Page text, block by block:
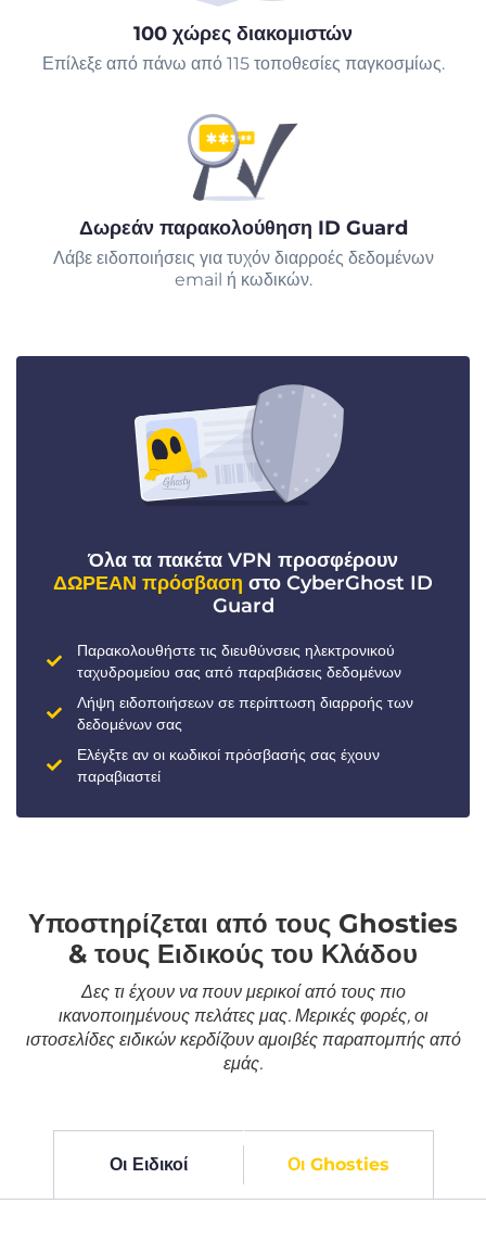
100 χώρες διακομιστών
Επίλεξε από πάνω από 115 τοποθεσίες παγκοσμίως.
Δωρεάν παρακολούθηση ID Guard
Λάβε ειδοποιήσεις για τυχόν διαρροές δεδομένων
email ή κωδικών.
Όλα τα πακέτα VPN προσφέρουν
ΔΩΡΕΑΝ πρόσβαση στο CyberGhost ID
Guard
Παρακολουθήστε τις διευθύνσεις ηλεκτρονικού
ταχυδρομείου σας από παραβιάσεις δεδομένων
Λήψη ειδοποιήσεων σε περίπτωση διαρροής των
δεδομένων σας
Ελέγξτε αν οι κωδικοί πρόσβασής σας έχουν
παραβιαστεί
Υποστηρίζεται από τους Ghosties
& τους Ειδικούς του Κλάδου
Δες τι έχουν να πουν μερικοί από τους πιο
ικανοποιημένους πελάτες μας. Μερικές φορές, οι
ιστοσελίδες ειδικών κερδίζουν αμοιβές παραπομπής από
εμάς.
Οι Ειδικοί Οι Ghosties